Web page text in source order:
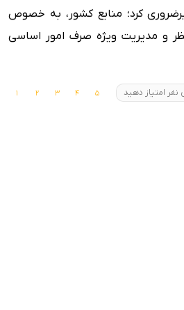
کرد؛ منابع کشور، به خصوص
و مدیریت ویژه صرف امور اساسی
نفر امتیاز دهید